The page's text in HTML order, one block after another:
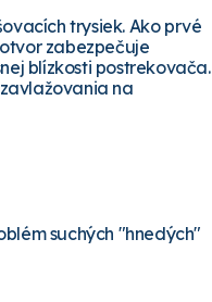
trysiek. Ako prvé
zabezpečuje
blízkosti postrekovača.
na
suchých "hnedých"